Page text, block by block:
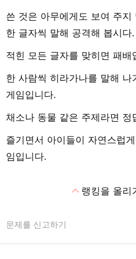
쓴 것은 아무에게도 보여 주
한 글자씩 말해 공격해 봅시다.
적힌 모든 글자를 맞히면 패배
한 사람씩 히라가나를 말해
게임입니다.
채소나 동물 같은 주제라면
즐기면서 아이들이 자연스럽
임입니다.
expand_less랭킹을 올리
문제를 신고하기